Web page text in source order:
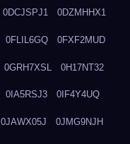
0DCJSPJ1 0DZMHHX1
0FLIL6GQ 0FXF2MUD
0GRH7XSL 0H17NT32
0IA5RSJ3 0IF4Y4UQ
0JAWX05J 0JMG9NJH